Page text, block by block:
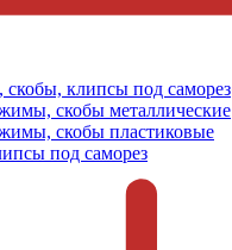
клипсы под саморез
скобы металлические
скобы пластиковые
под саморез